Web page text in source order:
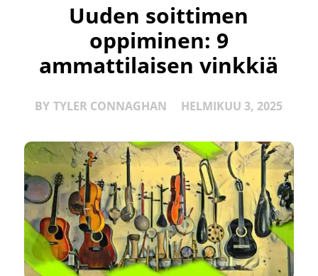
Uuden soittimen
oppiminen: 9
ammattilaisen vinkkiä
BY TYLER CONNAGHAN HELMIKUU 3, 2025